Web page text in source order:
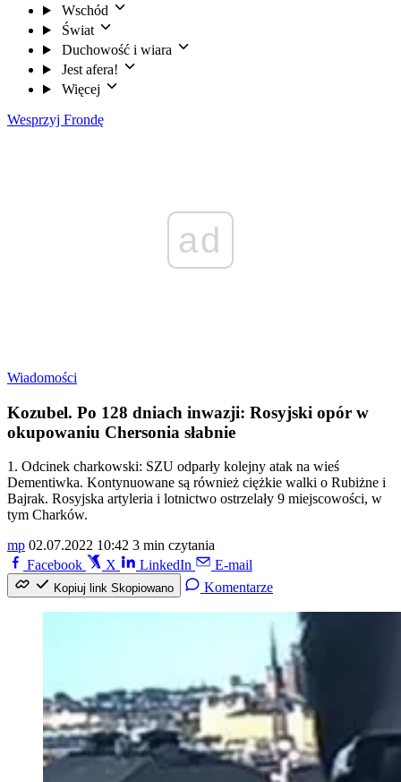
Wschód
Świat
Duchowość i wiara
Jest afera!
Więcej
Wesprzyj Frondę
ad
Wiadomości
Kozubel. Po 128 dniach inwazji: Rosyjski opór w
okupowaniu Chersonia słabnie
1. Odcinek charkowski: SZU odparły kolejny atak na wieś
Dementiwka. Kontynuowane są również ciężkie walki o Rubiżne i
Bajrak. Rosyjska artyleria i lotnictwo ostrzelały 9 miejscowości, w
tym Charków.
mp 02.07.2022 10:42 3 min czytania
Facebook
X LinkedIn E-mail
Kopiuj link Skopiowano Komentarze